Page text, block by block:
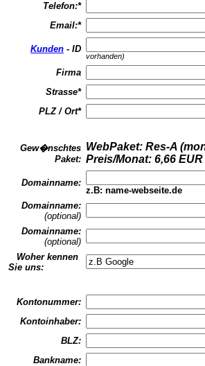
Telefon:*
Email:*
Kunden - ID
vorhanden)
Firma
Strasse*
PLZ / Ort*
Gew�nschtes
Paket:
WebPaket: Res-A
Preis/Monat: 6,66 EUR
Domainname:
z.B: name-webseite.de
Domainname:
(optional)
Domainname:
(optional)
Woher kennen
Sie uns:
Kontonummer:
Kontoinhaber:
BLZ:
Bankname: